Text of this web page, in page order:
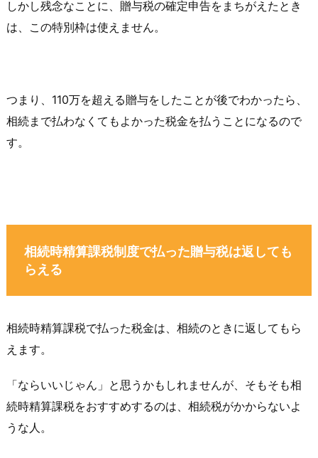
しかし残念なことに、贈与税の確定申告をまちがえたとき
は、この特別枠は使えません。
つまり、110万を超える贈与をしたことが後でわかったら、
相続まで払わなくてもよかった税金を払うことになるので
す。
相続時精算課税制度で払った贈与税は返しても
らえる
相続時精算課税で払った税金は、相続のときに返してもら
えます。
「ならいいじゃん」と思うかもしれませんが、そもそも相
続時精算課税をおすすめするのは、相続税がかからないよ
うな人。